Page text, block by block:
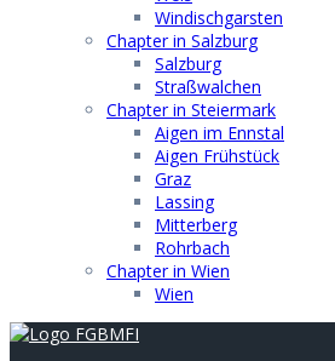
Windischgarsten
Chapter in Salzburg
Salzburg
Straßwalchen
Chapter in Steiermark
Aigen im Ennstal
Aigen Frühstück
Graz
Lassing
Mitterberg
Rohrbach
Chapter in Wien
Wien